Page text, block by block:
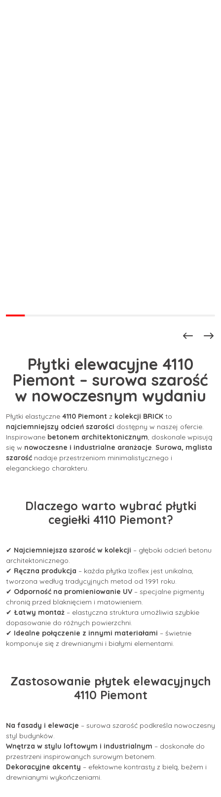
Płytki elewacyjne 4110
Piemont – surowa szarość
w nowoczesnym wydaniu
Płytki elastyczne 4110 Piemont z kolekcji BRICK to
najciemniejszy odcień szarości dostępny w naszej ofercie.
Inspirowane betonem architektonicznym, doskonale wpisują
się w nowoczesne i industrialne aranżacje. Surowa, mglista
szarość nadaje przestrzeniom minimalistycznego i
eleganckiego charakteru.
Dlaczego warto wybrać płytki
cegiełki 4110 Piemont?
✔ Najciemniejsza szarość w kolekcji – głęboki odcień betonu
architektonicznego.
✔ Ręczna produkcja – każda płytka Izoflex jest unikalna,
tworzona według tradycyjnych metod od 1991 roku.
✔ Odporność na promieniowanie UV – specjalne pigmenty
chronią przed blaknięciem i matowieniem.
✔ Łatwy montaż – elastyczna struktura umożliwia szybkie
dopasowanie do różnych powierzchni.
✔ Idealne połączenie z innymi materiałami – świetnie
komponuje się z drewnianymi i białymi elementami.
Zastosowanie płytek elewacyjnych
4110 Piemont
Na fasady i elewacje – surowa szarość podkreśla nowoczesny
styl budynków.
Wnętrza w stylu loftowym i industrialnym – doskonałe do
przestrzeni inspirowanych surowym betonem.
Dekoracyjne akcenty – efektowne kontrasty z bielą, beżem i
drewnianymi wykończeniami.